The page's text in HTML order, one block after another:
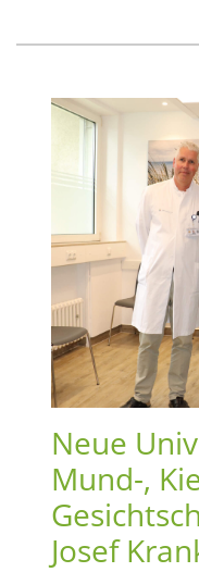
Neue
Mund-,
Josef